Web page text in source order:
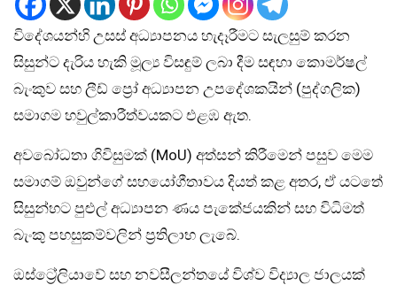
විදේශයන්හි උසස් අධ්‍යාපනය හැදෑරීමට සැලසුම් කරන
සිසුන්ට දැරිය හැකි මූල්‍ය විසඳුම් ලබා දීම සඳහා කොමර්ෂල්
බැංකුව සහ ලීඩ් ප්‍රෝ අධ්‍යාපන උපදේශකයින් (පුද්ගලික)
සමාගම හවුල්කාරීත්වයකට එළඹ ඇත.
අවබෝධතා ගිවිසුමක් (MoU) අත්සන් කිරීමෙන් පසුව මෙම
සමාගම් ඔවුන්ගේ සහයෝගීතාවය දියත් කළ අතර, ඒ යටතේ
සිසුන්හට පුළුල් අධ්‍යාපන ණය පැකේජයකින් සහ විධිමත්
බැංකු පහසුකම්වලින් ප්‍රතිලාභ ලැබේ.
ඔස්ට්‍රේලියාවේ සහ නවසීලන්තයේ විශ්ව විද්‍යාල ජාලයක්